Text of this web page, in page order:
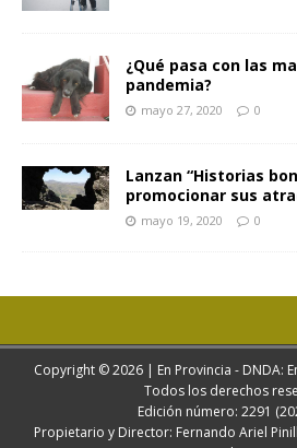
¿Qué pasa con las
pandemia?
mayo 27, 2020 0
Lanzan “Historias
promocionar sus
mayo 19, 2020 0
Copyright © 2026 | En Provincia - DNDA:
Todos los derechos
Edición número: 2291
Propietario y Director: Fernando Ariel